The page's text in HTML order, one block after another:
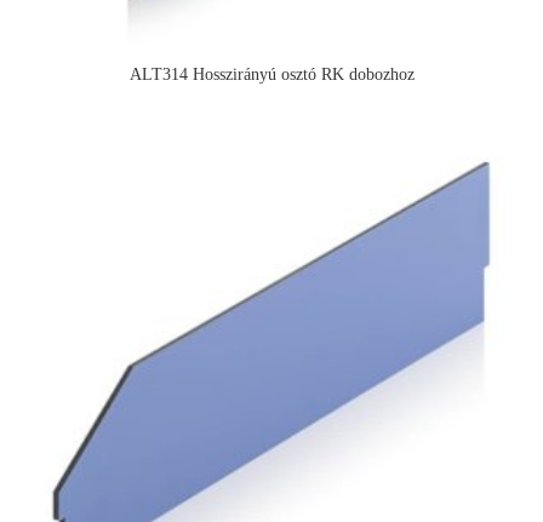
ALT314 Hosszirányú osztó RK dobozhoz